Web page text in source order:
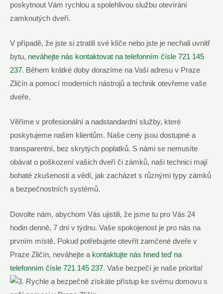
poskytnout Vám rychlou a spolehlivou službu otevírání
zamknutých dveří.
V případě, že jste si ztratili své klíče nebo jste je nechali uvnitř
bytu, neváhejte nás kontaktovat na telefonním čísle 721 145
237. Během krátké doby dorazíme na Vaši adresu v Praze
Zličín a pomocí moderních nástrojů a technik otevřeme vaše
dveře.
Věříme v profesionální a nadstandardní služby, které
poskytujeme našim klientům. Naše ceny jsou dostupné a
transparentní, bez skrytých poplatků. S námi se nemusíte
obávat o poškození vašich dveří či zámků, naši technici mají
bohaté zkušenosti a vědí, jak zacházet s různými typy zámků
a bezpečnostních systémů.
Dovolte nám, abychom Vás ujistili, že jsme tu pro Vás 24
hodin denně, 7 dní v týdnu. Vaše spokojenost je pro nás na
prvním místě. Pokud potřebujete otevřít zamčené dveře v
Praze Zličín, neváhejte a kontaktujte nás hned teď na
telefonním čísle 721 145 237. Vaše bezpečí je naše priorita!